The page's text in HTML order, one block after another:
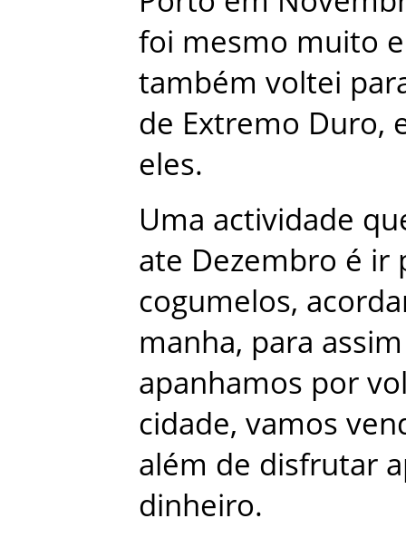
foi mesmo muito
também voltei
de Extremo Duro,
eles.
Uma actividade
ate Dezembro é ir
cogumelos,
manha, para assim
apanhamos por
cidade, vamos
além de disfrutar
dinheiro.